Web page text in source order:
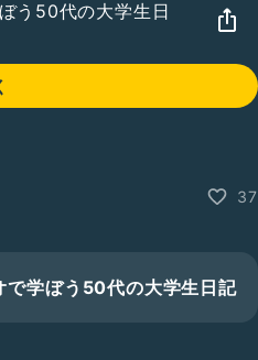
う50代の大学生日
37
学ぼう50代の大学生日記